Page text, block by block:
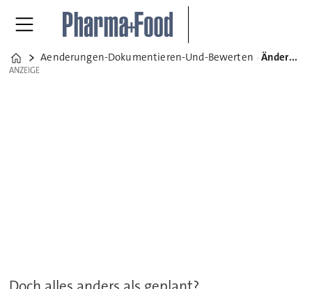
Home
Aenderungen-Dokumentieren-Und-Bewerten Änderungen dokumentieren und bewerten
ANZEIGE
ANZEIGE